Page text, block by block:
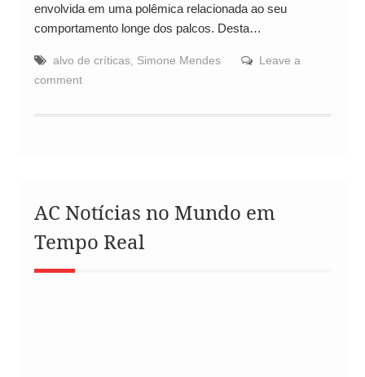
envolvida em uma polêmica relacionada ao seu
comportamento longe dos palcos. Desta…
alvo de críticas, Simone Mendes
Leave a
comment
AC Notícias no Mundo em
Tempo Real